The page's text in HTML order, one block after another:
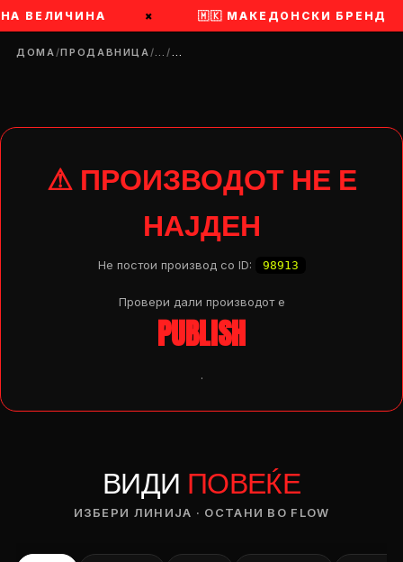
ВЕЛИЧИНА × 🇲🇰 МАКЕДОНСКИ БРЕНД
ДОМА/ПРОДАВНИЦА/…/…
⚠ ПРОИЗВОДОТ НЕ Е
НАЈДЕН
Не постои производ со ID: 98913
Провери дали производот e
PUBLISH
.
ВИДИ ПОВЕЌЕ
ИЗБЕРИ ЛИНИЈА · ОСТАНИ ВО FLOW